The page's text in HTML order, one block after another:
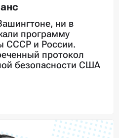
ни в
программу
СССР и России.
протокол
безопасности США